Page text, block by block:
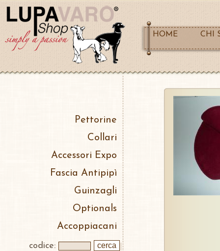
HOME CHI
Pettorine
Collari
Accessori Expo
Fascia Antipipì
Guinzagli
Optionals
Accoppiacani
codice: